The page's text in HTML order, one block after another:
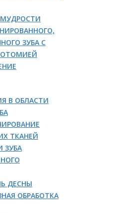
МУДРОСТИ
ЗУБА С
В ОБЛАСТИ
ТКАНЕЙ
ЗУБА
ДЕСНЫ
ОБРАБОТКА